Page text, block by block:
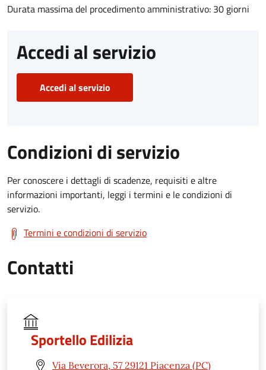
Durata massima del procedimento amministrativo: 30 giorni
Accedi al servizio
Accedi al servizio
Condizioni di servizio
Per conoscere i dettagli di scadenze, requisiti e altre
informazioni importanti, leggi i termini e le condizioni di
servizio.
Termini e condizioni di servizio
Contatti
Sportello Edilizia
Via Beverora, 57 29121 Piacenza (PC)